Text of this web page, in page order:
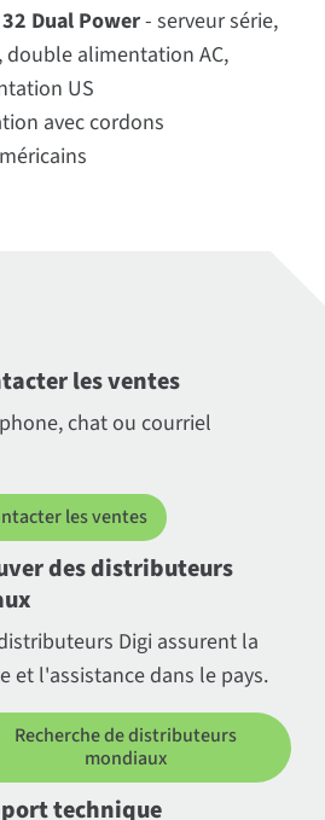
Dual Power- serveur série,
double alimentation AC,
US
avec cordons
les ventes
chat ou courriel
les ventes
des distributeurs
Digi assurent la
et l'assistance dans le pays.
Recherche de distributeurs
mondiaux
technique